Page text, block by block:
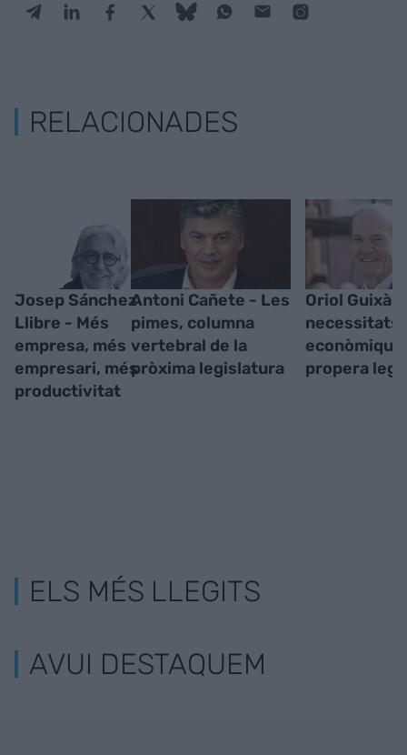
RELACIONADES
Josep Sánchez
Llibre - Més
empresa, més
empresari, més
productivitat
Antoni Cañete - Les
pimes, columna
vertebral de la
pròxima legislatura
Oriol Guixà
necessitats
propera
ELS MÉS LLEGITS
AVUI DESTAQUEM